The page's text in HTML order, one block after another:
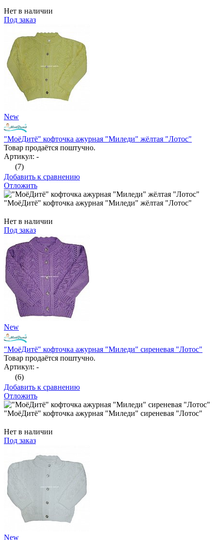
Нет в наличии
Под заказ
New
"МоёДитё" кофточка ажурная "Миледи" жёлтая "Лотос"
Товар продаётся поштучно.
Артикул: -
(7)
Добавить к сравнению
Отложить
"МоёДитё" кофточка ажурная "Миледи" жёлтая "Лотос"
Нет в наличии
Под заказ
New
"МоёДитё" кофточка ажурная "Миледи" сиреневая "Лотос"
Товар продаётся поштучно.
Артикул: -
(6)
Добавить к сравнению
Отложить
"МоёДитё" кофточка ажурная "Миледи" сиреневая "Лотос"
Нет в наличии
Под заказ
New